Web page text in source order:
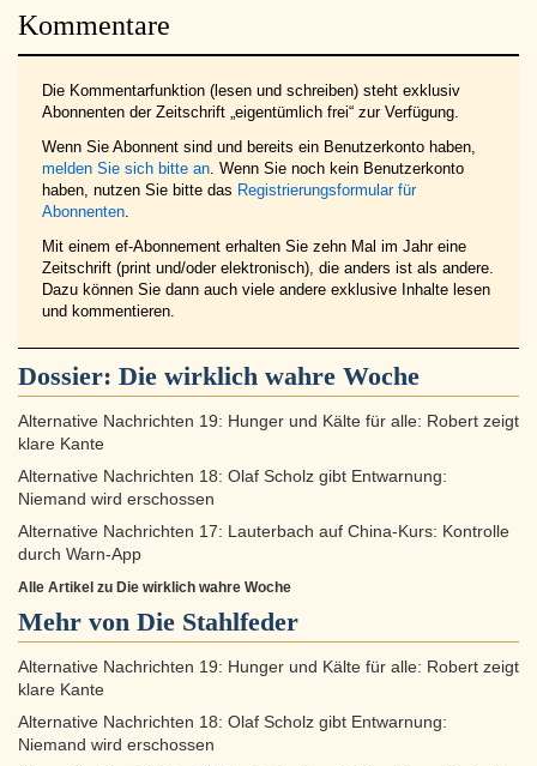
Kommentare
Die Kommentarfunktion (lesen und schreiben) steht exklusiv
Abonnenten der Zeitschrift „eigentümlich frei“ zur Verfügung.
Wenn Sie Abonnent sind und bereits ein Benutzerkonto haben,
melden Sie sich bitte an. Wenn Sie noch kein Benutzerkonto
haben, nutzen Sie bitte das Registrierungsformular für
Abonnenten.
Mit einem ef-Abonnement erhalten Sie zehn Mal im Jahr eine
Zeitschrift (print und/oder elektronisch), die anders ist als andere.
Dazu können Sie dann auch viele andere exklusive Inhalte lesen
und kommentieren.
Dossier: Die wirklich wahre Woche
Alternative Nachrichten 19: Hunger und Kälte für alle: Robert zeigt
klare Kante
Alternative Nachrichten 18: Olaf Scholz gibt Entwarnung:
Niemand wird erschossen
Alternative Nachrichten 17: Lauterbach auf China-Kurs: Kontrolle
durch Warn-App
Alle Artikel zu Die wirklich wahre Woche
Mehr von Die Stahlfeder
Alternative Nachrichten 19: Hunger und Kälte für alle: Robert zeigt
klare Kante
Alternative Nachrichten 18: Olaf Scholz gibt Entwarnung:
Niemand wird erschossen